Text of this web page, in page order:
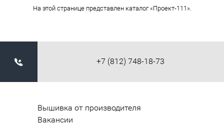
На этой странице представлен каталог «Проект-111».
+7 (812) 748-18-73
Вышивка от производителя
Вакансии